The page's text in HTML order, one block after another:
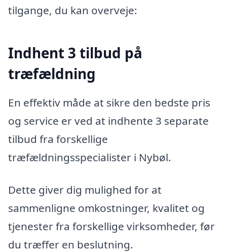
tilgange, du kan overveje:
Indhent 3 tilbud på
træfældning
En effektiv måde at sikre den bedste pris
og service er ved at indhente 3 separate
tilbud fra forskellige
træfældningsspecialister i Nybøl.
Dette giver dig mulighed for at
sammenligne omkostninger, kvalitet og
tjenester fra forskellige virksomheder, før
du træffer en beslutning.